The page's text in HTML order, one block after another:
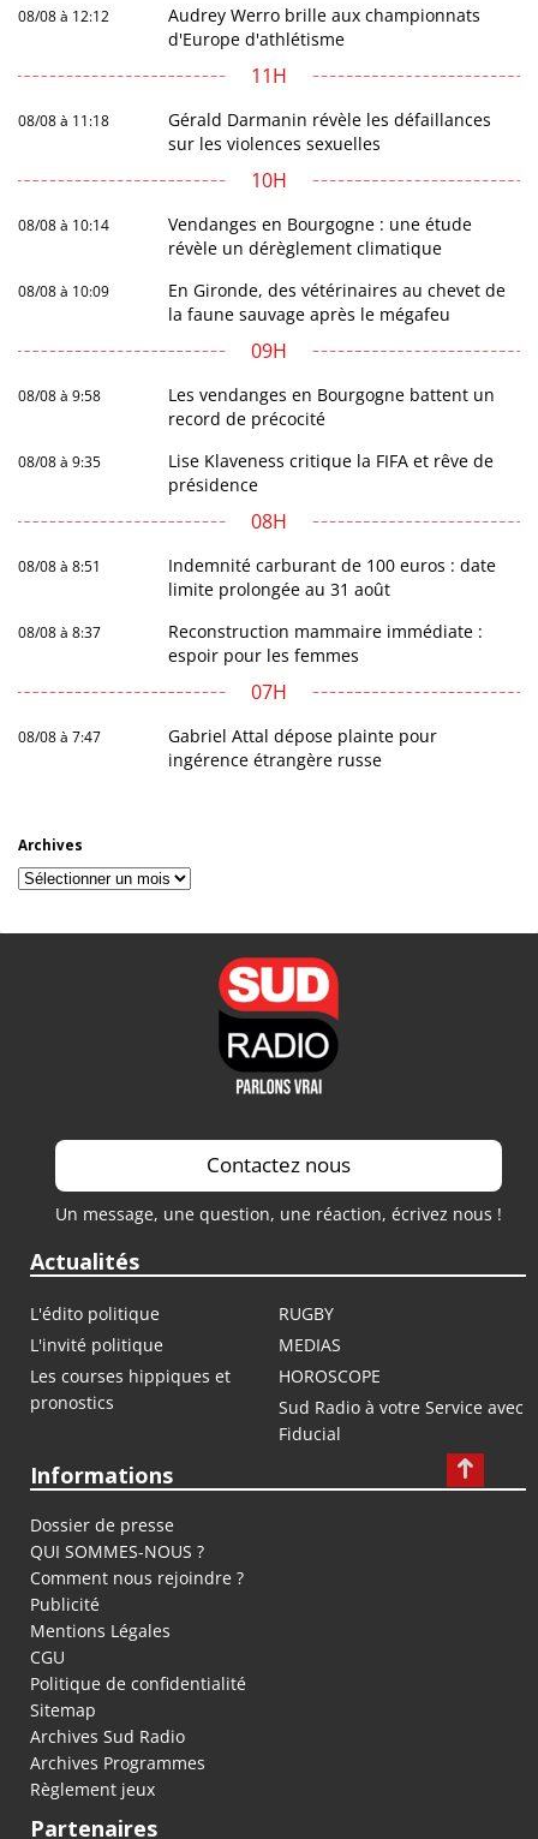
08/08 à 12:12
Audrey Werro brille aux championnats
d'Europe d'athlétisme
11H
08/08 à 11:18
Gérald Darmanin révèle les défaillances
sur les violences sexuelles
10H
08/08 à 10:14
Vendanges en Bourgogne : une étude
révèle un dérèglement climatique
08/08 à 10:09
En Gironde, des vétérinaires au chevet de
la faune sauvage après le mégafeu
09H
08/08 à 9:58
Les vendanges en Bourgogne battent un
record de précocité
08/08 à 9:35
Lise Klaveness critique la FIFA et rêve de
présidence
08H
08/08 à 8:51
Indemnité carburant de 100 euros : date
limite prolongée au 31 août
08/08 à 8:37
Reconstruction mammaire immédiate :
espoir pour les femmes
07H
08/08 à 7:47
Gabriel Attal dépose plainte pour
ingérence étrangère russe
Archives
Archives
Contactez nous
Un message, une question, une réaction, écrivez nous !
Actualités
L'édito politique
RUGBY
L'invité politique
MEDIAS
Les courses hippiques et
pronostics
HOROSCOPE
Sud Radio à votre Service avec
Fiducial
Informations
Dossier de presse
QUI SOMMES-NOUS ?
Comment nous rejoindre ?
Publicité
Mentions Légales
CGU
Politique de confidentialité
Sitemap
Archives Sud Radio
Archives Programmes
Règlement jeux
Partenaires